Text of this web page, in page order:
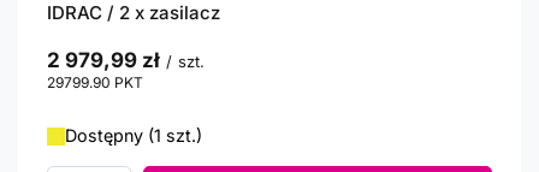
IDRAC / 2 x zasilacz
2 979,99 zł / szt.
29799.90 PKT
Dostępny (1 szt.)